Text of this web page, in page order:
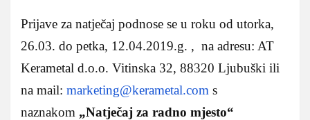
Prijave za natječaj podnose se u roku od utorka,
26.03. do petka, 12.04.2019.g. , na adresu: AT
Kerametal d.o.o. Vitinska 32, 88320 Ljubuški ili
na mail: marketing@kerametal.com s
naznakom „Natječaj za radno mjesto“